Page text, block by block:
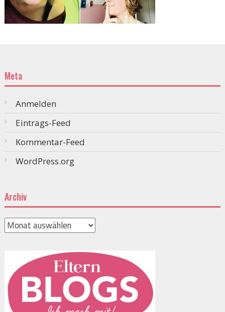
Meta
Anmelden
Eintrags-Feed
Kommentar-Feed
WordPress.org
Archiv
Archiv